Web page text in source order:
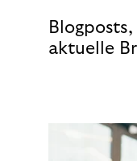
aktuelle